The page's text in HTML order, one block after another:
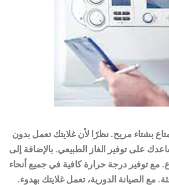
بشتاء مريح. نظرًا لأن غلايتك تعمل بدون
على توفير الغاز الطبيعي. بالإضافة إلى
مع توفير درجة حرارة كافية في جميع أنحاء
الصيانة الدورية، تعمل غلايتك بهدوء.